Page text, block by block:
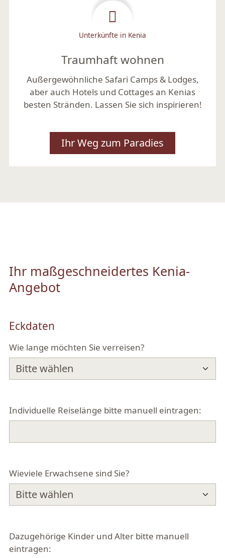
Unterkünfte in Kenia
Traumhaft wohnen
Außergewöhnliche Safari Camps & Lodges,
aber auch Hotels und Cottages an Kenias
besten Stränden. Lassen Sie sich inspirieren!
Ihr Weg zum Paradies
Ihr maßgeschneidertes Kenia-
Angebot
Eckdaten
Wie lange möchten Sie verreisen?
Individuelle Reiselänge bitte manuell eintragen:
Wieviele Erwachsene sind Sie?
Dazugehörige Kinder und Alter bitte manuell
eintragen: